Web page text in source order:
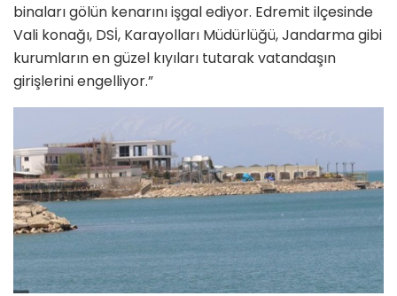
binaları gölün kenarını işgal ediyor. Edremit ilçesinde
Vali konağı, DSİ, Karayolları Müdürlüğü, Jandarma gibi
kurumların en güzel kıyıları tutarak vatandaşın
girişlerini engelliyor.”